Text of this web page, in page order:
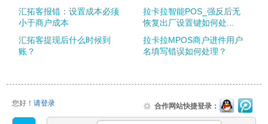
汇拓客报错：设置成本必须
小于商户成本
拉卡拉智能POS_强反后无
恢复出厂设置键如何处...
汇拓客提现后什么时候到
账？
拉卡拉MPOS商户进件用户
名填写错误如何处理？
您好！ 请登录 合作网站快捷登录：